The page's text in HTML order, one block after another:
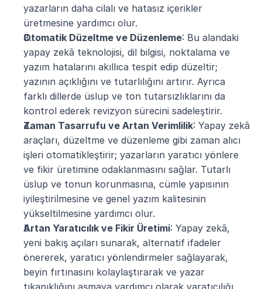
yazarların daha cilalı ve hatasız içerikler
üretmesine yardımcı olur​.
Otomatik Düzeltme ve Düzenleme: Bu alandaki
yapay zekâ teknolojisi, dil bilgisi, noktalama ve
yazım hatalarını akıllıca tespit edip düzeltir;
yazının açıklığını ve tutarlılığını artırır. Ayrıca
farklı dillerde üslup ve ton tutarsızlıklarını da
kontrol ederek revizyon sürecini sadeleştirir​.
Zaman Tasarrufu ve Artan Verimlilik: Yapay zekâ
araçları, düzeltme ve düzenleme gibi zaman alıcı
işleri otomatikleştirir; yazarların yaratıcı yönlere
ve fikir üretimine odaklanmasını sağlar. Tutarlı
üslup ve tonun korunmasına, cümle yapısının
iyileştirilmesine ve genel yazım kalitesinin
yükseltilmesine yardımcı olur​.
Artan Yaratıcılık ve Fikir Üretimi: Yapay zekâ,
yeni bakış açıları sunarak, alternatif ifadeler
önererek, yaratıcı yönlendirmeler sağlayarak,
beyin fırtınasını kolaylaştırarak ve yazar
tıkanıklığını aşmaya yardımcı olarak yaratıcılığı